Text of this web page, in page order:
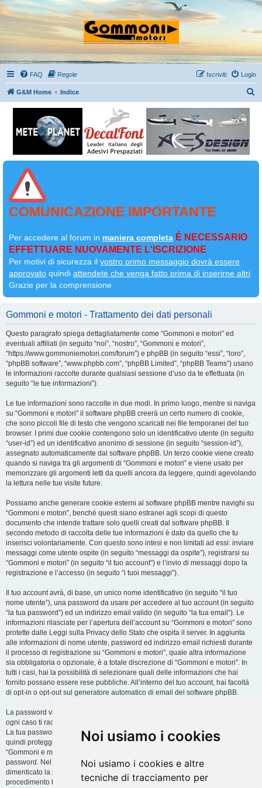
Noi usiamo i cookies
Noi usiamo i cookies e altre
tecniche di tracciamento per
FAQ Regole Login
Iscriviti
G&M Home Indice
COMUNICAZIONE IMPORTANTE
Per accedere al forum in maniera completa É NECESSARIO
EFFETTUARE NUOVAMENTE L'ISCRIZIONE
Per motivi di sicurezza il vostro primo messaggio dovrà essere
approvato quindi attendete che venga fatto prima di inserirne altri
Grazie per la comprensione
Gommoni e motori - Trattamento dei dati personali
Questo paragrafo spiega dettagliatamente come “Gommoni e motori” ed
eventuali affiliati (in seguito “noi”, “nostro”, “Gommoni e motori”,
“https://www.gommoniemotori.com/forum”) e phpBB (in seguito “essi”, “loro”,
“phpBB software”, “www.phpbb.com”, “phpBB Limited”, “phpBB Teams”) usano
le informazioni raccolte durante qualsiasi sessione d’uso da te effettuata (in
seguito “le tue informazioni”).
Le tue informazioni sono raccolte in due modi. In primo luogo, mentre si naviga
su “Gommoni e motori” il software phpBB creerà un certo numero di cookie,
che sono piccoli file di testo che vengono scaricati nei file temporanei del tuo
browser. I primi due cookie contengono solo un identificativo utente (in seguito
“user-id”) ed un identificativo anonimo di sessione (in seguito “session-id”),
assegnato automaticamente dal software phpBB. Un terzo cookie viene creato
quando si naviga tra gli argomenti di “Gommoni e motori” e viene usato per
memorizzare gli argomenti letti da quelli ancora da leggere, quindi agevolando
la lettura nelle tue visite future.
Possiamo anche generare cookie esterni al software phpBB mentre navighi su
“Gommoni e motori”, benché questi siano estranei agli scopi di questo
documento che intende trattare solo quelli creati dal software phpBB. Il
secondo metodo di raccolta delle tue informazioni è dato da quello che tu
inserisci volontariamente. Con questo sono intesi e non limitati ad essi: inviare
messaggi come utente ospite (in seguito “messaggi da ospite”), registrarsi su
“Gommoni e motori” (in seguito “il tuo account”) e l’invio di messaggi dopo la
registrazione e l’accesso (in seguito “i tuoi messaggi”).
Il tuo account avrà, di base, un unico nome identificativo (in seguito “il tuo
nome utente”), una password da usare per accedere al tuo account (in seguito
“la tua password”) ed un indirizzo email valido (in seguito “la tua email”). Le
informazioni rilasciate per l’apertura dell’account su “Gommoni e motori” sono
protette dalle Leggi sulla Privacy dello Stato che ospita il server. In aggiunta
alle informazioni di nome utente, password ed indirizzo email richiesti durante
il processo di registrazione su “Gommoni e motori”, quale altra informazione
sia obbligatoria o opzionale, è a totale discrezione di “Gommoni e motori”. In
tutti i casi, hai la possibilità di selezionare quali delle informazioni che hai
fornito possano essere rese pubbliche. All’interno del tuo account, hai facoltà
di opt-in o opt-out sul generatore automatico di email del software phpBB.
La password viene criptata (hash unidirezionale) per motivi di sicurezza. In
ogni caso ti raccomandiamo di non utilizzare la stessa password in troppi siti.
La tua password è il metodo di accesso al tuo account su “Gommoni e motori”,
quindi proteggila attentamente. Ricorda che in nessuna circostanza affiliati di
“Gommoni e motori”, phpBB o terzi possono legittimamente richiedere la tua
password. Nel caso dimenticassi la tua password, puoi utilizzare l’opzione “Ho
dimenticato la password” prevista dal software phpBB. Durante questo
procedimento ti verrà richiesto il tuo nome utente ed indirizzo email, in modo